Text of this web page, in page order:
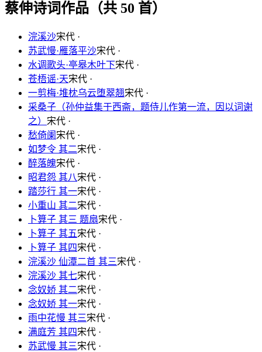
蔡伸诗词作品（共 50 首）
浣溪沙宋代 ·
苏武慢·雁落平沙宋代 ·
水调歌头·亭皋木叶下宋代 ·
苍梧谣·天宋代 ·
一剪梅·堆枕乌云堕翠翘宋代 ·
采桑子（孙仲益集于西斋，题侍儿作第一流，因以词谢
之） 宋代 ·
愁倚阑 宋代 ·
如梦令 其二宋代 ·
醉落魄宋代 ·
昭君怨 其八宋代 ·
踏莎行 其一宋代 ·
小重山 其二宋代 ·
卜算子 其三 题扇宋代 ·
卜算子 其五宋代 ·
卜算子 其四宋代 ·
浣溪沙 仙潭二首 其三宋代 ·
浣溪沙 其七宋代 ·
念奴娇 其二宋代 ·
念奴娇 其一宋代 ·
雨中花慢 其三宋代 ·
满庭芳 其四宋代 ·
苏武慢 其三宋代 ·